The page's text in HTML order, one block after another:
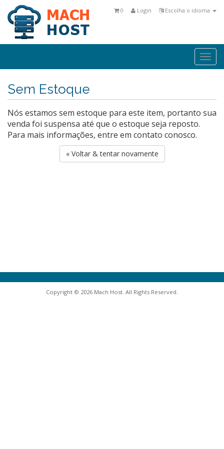
Escolha o idioma
Login
0
Sem Estoque
Nós estamos sem estoque para este item, portanto sua
venda foi suspensa até que o estoque seja reposto.
Para mais informações, entre em contato conosco.
« Voltar & tentar novamente
Copyright © 2026 Mach Host. All Rights Reserved.